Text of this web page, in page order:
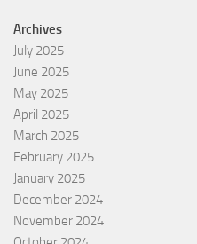
Archives
July 2025
June 2025
May 2025
April 2025
March 2025
February 2025
January 2025
December 2024
November 2024